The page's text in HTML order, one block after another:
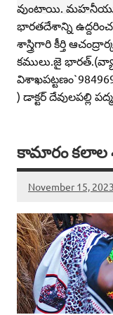
వుంటాయి. మహనీయుల
భారతదేశాన్ని
శాస్త్రిగారి కీర్తి
కములు.జై
) డాక్టర్‌ దేవులపల్లి
కామారం కలాల
November 15, 2023